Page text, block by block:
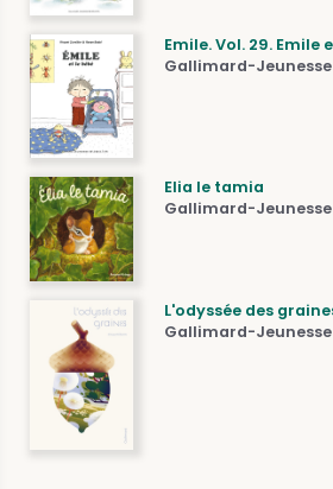
Emile. Vol. 29. Emile
Gallimard-
Elia le tamia
Gallimard-
L'odyssée des
Gallimard-